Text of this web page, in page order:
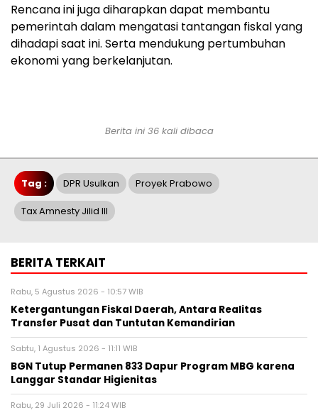
Rencana ini juga diharapkan dapat membantu
pemerintah dalam mengatasi tantangan fiskal yang
dihadapi saat ini. Serta mendukung pertumbuhan
ekonomi yang berkelanjutan.
Berita ini 36 kali dibaca
Tag : DPR Usulkan Proyek Prabowo
Tax Amnesty Jilid III
BERITA TERKAIT
Rabu, 5 Agustus 2026 - 10:57 WIB
Ketergantungan Fiskal Daerah, Antara Realitas
Transfer Pusat dan Tuntutan Kemandirian
Sabtu, 1 Agustus 2026 - 11:11 WIB
BGN Tutup Permanen 833 Dapur Program MBG karena
Langgar Standar Higienitas
Rabu, 29 Juli 2026 - 11:24 WIB